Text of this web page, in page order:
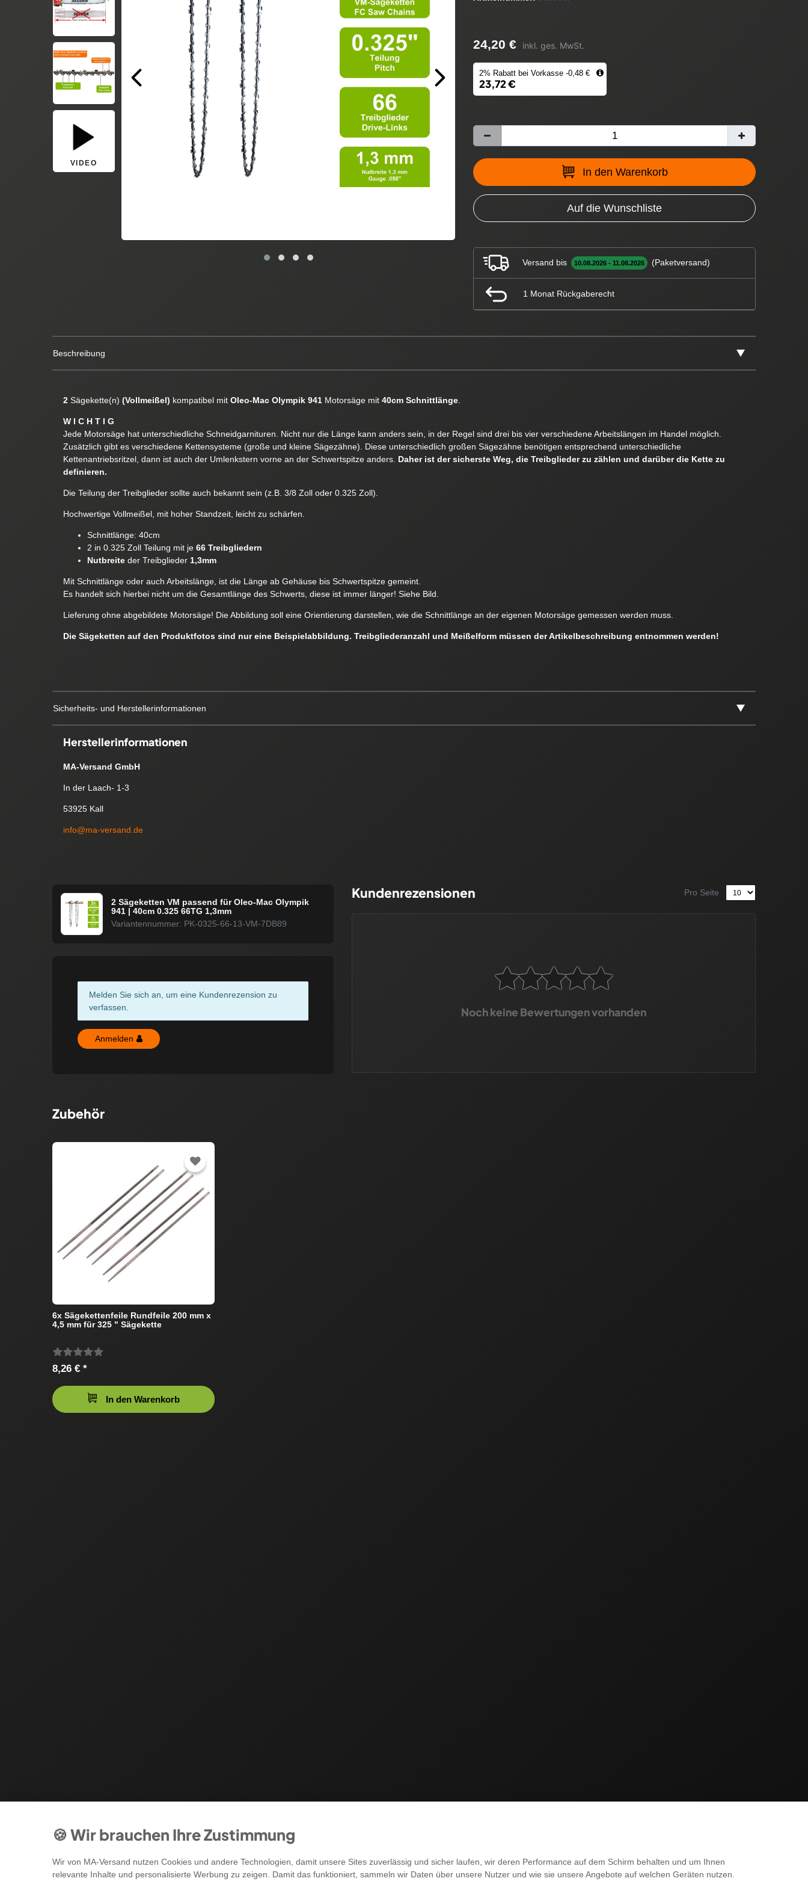
VIDEO
24,20 € inkl. ges. MwSt.
2% Rabatt bei Vorkasse -0,48 €
23,72 €
In den Warenkorb
Auf die Wunschliste
Versand bis 10.08.2026 - 11.08.2026 (Paketversand)
1 Monat Rückgaberecht
Beschreibung
2Sägekette(n) (Vollmeißel) kompatibel mit Oleo-Mac Olympik 941Motorsäge mit 40cm Schnittlänge.
W I C H T I G
Jede Motorsäge hat unterschiedliche Schneidgarnituren. Nicht nur die Länge kann anders sein, in der Regel sind drei bis vier verschiedene Arbeitslängen im Handel möglich.
Zusätzlich gibt es verschiedene Kettensysteme (große und kleine Sägezähne). Diese unterschiedlich großen Sägezähne benötigen entsprechend unterschiedliche
Kettenantriebsritzel, dann ist auch der Umlenkstern vorne an der Schwertspitze anders. Daher ist der sicherste Weg, die Treibglieder zu zählen und darüber die Kette zu
definieren.
Die Teilung der Treibglieder sollte auch bekannt sein (z.B. 3/8 Zoll oder 0.325 Zoll).
Hochwertige Vollmeißel, mit hoher Standzeit, leicht zu schärfen.
Schnittlänge: 40cm
2 in 0.325 Zoll Teilung mit je 66 Treibgliedern
Nutbreiteder Treibglieder 1,3mm
Mit Schnittlänge oder auch Arbeitslänge, ist die Länge ab Gehäuse bis Schwertspitze gemeint.
Es handelt sich hierbei nicht um die Gesamtlänge des Schwerts, diese ist immer länger! Siehe Bild.
Lieferung ohne abgebildete Motorsäge! Die Abbildung soll eine Orientierung darstellen, wie die Schnittlänge an der eigenen Motorsäge gemessen werden muss.
Die Sägeketten auf den Produktfotos sind nur eine Beispielabbildung. Treibgliederanzahl und Meißelform müssen der Artikelbeschreibung entnommen werden!
Sicherheits- und Herstellerinformationen
Herstellerinformationen
MA-Versand GmbH
In der Laach- 1-3
53925 Kall
info@ma-versand.de
2 Sägeketten VM passend für Oleo-Mac Olympik
941 | 40cm 0.325 66TG 1,3mm
Variantennummer: PK-0325-66-13-VM-7DB89
Melden Sie sich an, um eine Kundenrezension zu
verfassen.
Anmelden
Kundenrezensionen Pro Seite
Noch keine Bewertungen vorhanden
Zubehör
6x Sägekettenfeile Rundfeile 200 mm x
4,5 mm für 325 " Sägekette
8,26 € *
In den Warenkorb
🍪 Wir brauchen Ihre Zustimmung
Wir von MA-Versand nutzen Cookies und andere Technologien, damit unsere Sites zuverlässig und sicher laufen, wir deren Performance auf dem Schirm behalten und um Ihnen
relevante Inhalte und personalisierte Werbung zu zeigen. Damit das funktioniert, sammeln wir Daten über unsere Nutzer und wie sie unsere Angebote auf welchen Geräten nutzen.
RECHTLICHES SERVICE